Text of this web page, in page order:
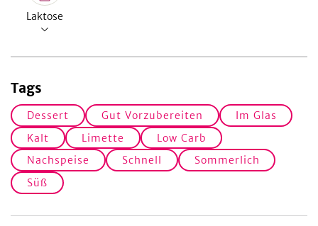
Laktose
Tags
Dessert Gut Vorzubereiten
Im Glas
Kalt
Limette
Low Carb
Nachspeise
Schnell
Sommerlich
Süß